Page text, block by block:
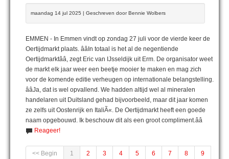
maandag 14 jul 2025 | Geschreven door Bennie Wolbers
EMMEN - In Emmen vindt op zondag 27 juli voor de vierde keer de
Oertijdmarkt plaats. ââIn totaal is het al de negentiende
Oertijdmarktââ, zegt Eric van IJsseldijk uit Erm. De organisator weet
de markt elk jaar weer een beetje mooier te maken en mag zich
voor de komende editie verheugen op internationale belangstelling.
ââJa, dat is wel opvallend. We hadden altijd wel al mineralen
handelaren uit Duitsland gehad bijvoorbeeld, maar dit jaar komen
ze zelfs uit Oostenrijk en ItaliÃ«. De Oertijdmarkt heeft een goede
naam opgebouwd. Ik beschouw dit als een groot compliment.ââ
Reageer!
<< Begin 1 2 3 4 5 6 7 8 9